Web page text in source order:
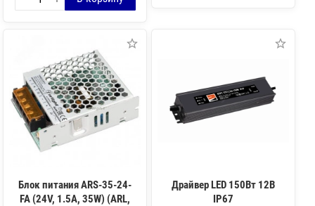
Блок питания ARS-35-24-
FA (24V, 1.5A, 35W) (ARL,
Драйвер LED 150Вт 12В
IP67